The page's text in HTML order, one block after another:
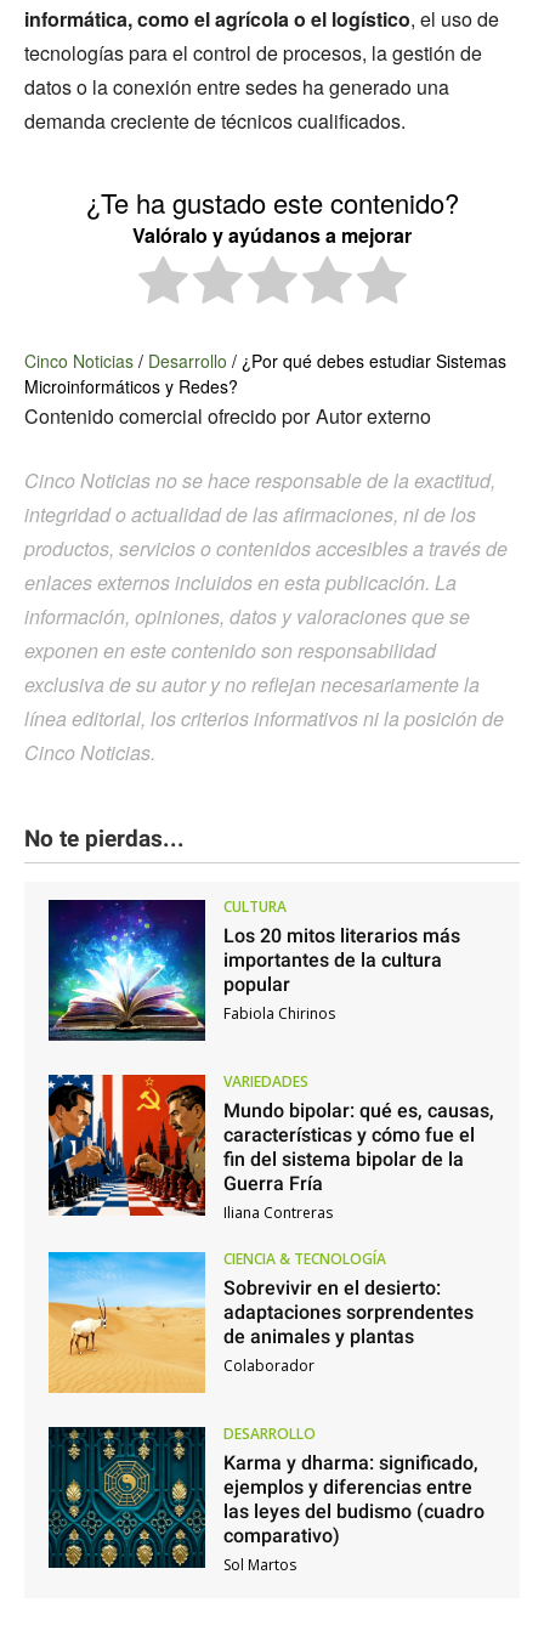
informática, como el agrícola o el logístico, el uso de
tecnologías para el control de procesos, la gestión de
datos o la conexión entre sedes ha generado una
demanda creciente de técnicos cualificados.
¿Te ha gustado este contenido?
Valóralo y ayúdanos a mejorar
Cinco Noticias / Desarrollo / ¿Por qué debes estudiar Sistemas
Microinformáticos y Redes?
Contenido comercial ofrecido por Autor externo
Cinco Noticias no se hace responsable de la exactitud,
integridad o actualidad de las afirmaciones, ni de los
productos, servicios o contenidos accesibles a través de
enlaces externos incluidos en esta publicación. La
información, opiniones, datos y valoraciones que se
exponen en este contenido son responsabilidad
exclusiva de su autor y no reflejan necesariamente la
línea editorial, los criterios informativos ni la posición de
Cinco Noticias.
No te pierdas...
CULTURA
Los 20 mitos literarios más
importantes de la cultura
popular
Fabiola Chirinos
VARIEDADES
Mundo bipolar: qué es, causas,
características y cómo fue el
fin del sistema bipolar de la
Guerra Fría
Iliana Contreras
CIENCIA & TECNOLOGÍA
Sobrevivir en el desierto:
adaptaciones sorprendentes
de animales y plantas
Colaborador
DESARROLLO
Karma y dharma: significado,
ejemplos y diferencias entre
las leyes del budismo (cuadro
comparativo)
Sol Martos